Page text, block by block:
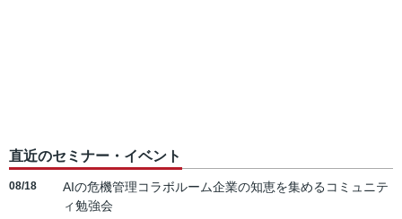
直近のセミナー・イベント
08/18
AIの危機管理コラボルーム企業の知恵を集めるコミュニテ
ィ勉強会